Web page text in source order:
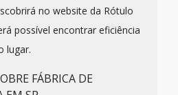
no website da Rótulo
possível encontrar eficiência
lugar.
FÁBRICA DE